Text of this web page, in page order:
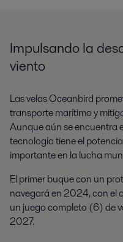
Impulsando la
viento
Las velas Oceanbird
transporte marítimo y
Aunque aún se encuentra
tecnología tiene el
importante en la lucha
El primer buque con un
navegará en 2024, con el
un juego completo (6) de
2027.